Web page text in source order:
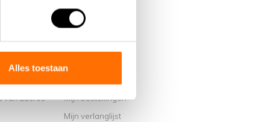
Alles toestaan
van Lacros
Mijn bestellingen
Mijn verlanglijst